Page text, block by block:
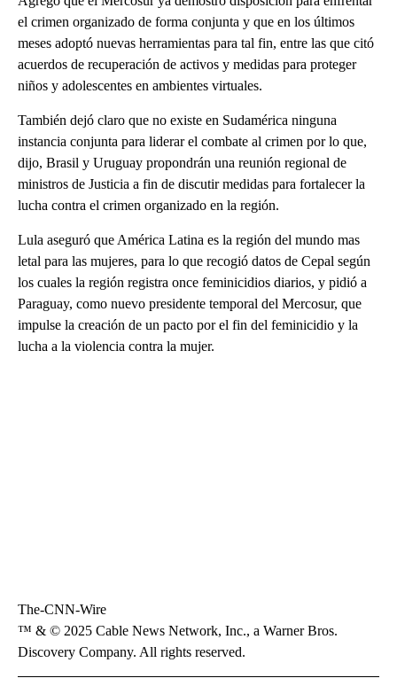
el crimen organizado de forma conjunta y que en los últimos
meses adoptó nuevas herramientas para tal fin, entre las que citó
acuerdos de recuperación de activos y medidas para proteger
niños y adolescentes en ambientes virtuales.
También dejó claro que no existe en Sudamérica ninguna
instancia conjunta para liderar el combate al crimen por lo que,
dijo, Brasil y Uruguay propondrán una reunión regional de
ministros de Justicia a fin de discutir medidas para fortalecer la
lucha contra el crimen organizado en la región.
Lula aseguró que América Latina es la región del mundo mas
letal para las mujeres, para lo que recogió datos de Cepal según
los cuales la región registra once feminicidios diarios, y pidió a
Paraguay, como nuevo presidente temporal del Mercosur, que
impulse la creación de un pacto por el fin del feminicidio y la
lucha a la violencia contra la mujer.
The-CNN-Wire
™ & © 2025 Cable News Network, Inc., a Warner Bros.
Discovery Company. All rights reserved.